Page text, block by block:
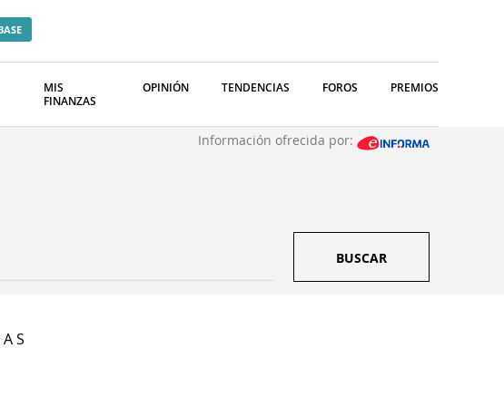
MIS
FINANZAS
OPINIÓN TENDENCIAS FOROS PREMIOS
Información ofrecida por:
BUSCAR
S